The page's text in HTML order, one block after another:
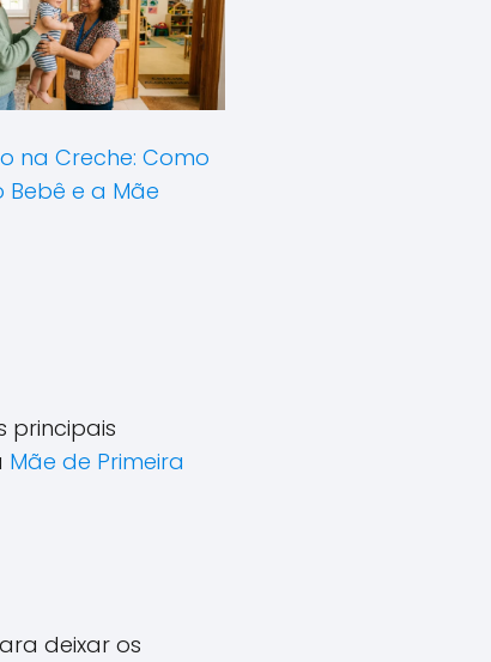
na Creche: Como
Bebê e a Mãe
principais
Mãe de Primeira
deixar os